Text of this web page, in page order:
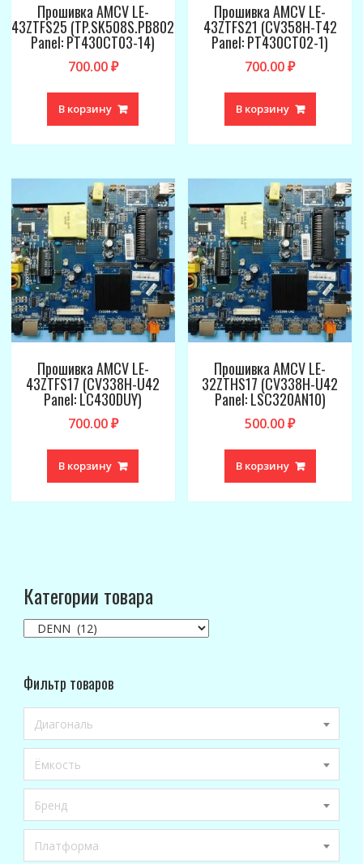
Прошивка AMCV LE-
43ZTFS25 (TP.SK508S.PB802
Panel: PT430CT03-14)
700.00₽
В корзину
Прошивка AMCV LE-
43ZTFS21 (CV358H-T42
Panel: PT430CT02-1)
700.00₽
В корзину
Прошивка AMCV LE-
43ZTFS17 (CV338H-U42
Panel: LC430DUY)
700.00₽
В корзину
Прошивка AMCV LE-
32ZTHS17 (CV338H-U42
Panel: LSC320AN10)
500.00₽
В корзину
Категории товара
Фильтр товаров
Диагональ
Ёмкость
Бренд
Платформа